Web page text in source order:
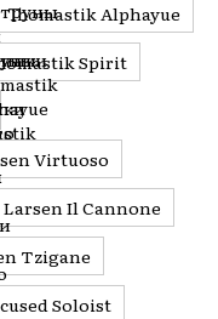
Thomastik Alphayue
Spirit
Virtuoso
Larsen Il Cannone
Tzigane
Soloist